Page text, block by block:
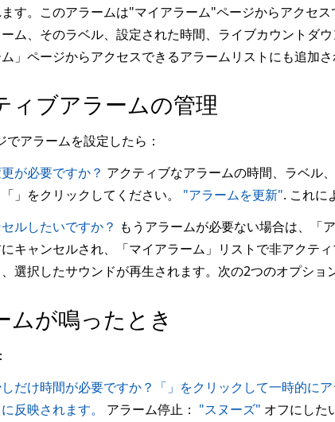
す。このアラームは"マイアラーム"ページからアクセ
ム、そのラベル、設定された時間、ライブカウントダ
」ページからアクセスできるアラームリストにも追加さ
ィブアラームの管理
でアラームを設定したら：
が必要ですか？ アクティブなアラームの時間、ラベル
」をクリックしてください。 "アラームを更新". これに
ルしたいですか？ もうアラームが必要ない場合は、「
キャンセルされ、「マイアラーム」リストで非アクテ
選択したサウンドが再生されます。次の2つのオプショ
ムが鳴ったとき
だけ時間が必要ですか？「」をクリックして一時的に
反映されます。
アラーム停止： "スヌーズ" オフにした